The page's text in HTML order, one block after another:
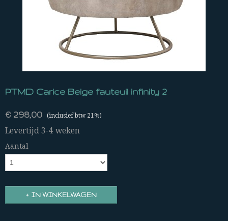
PTMD Carice Beige fauteuil infinity 2
€ 298,00 (inclusief btw 21%)
Levertijd 3-4 weken
Aantal
IN WINKELWAGEN